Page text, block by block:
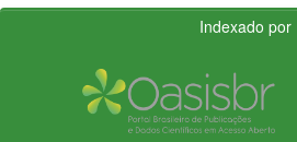
Indexado por